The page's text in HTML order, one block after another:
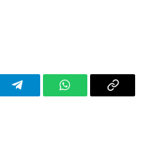
TelegramWhatsAppCopy